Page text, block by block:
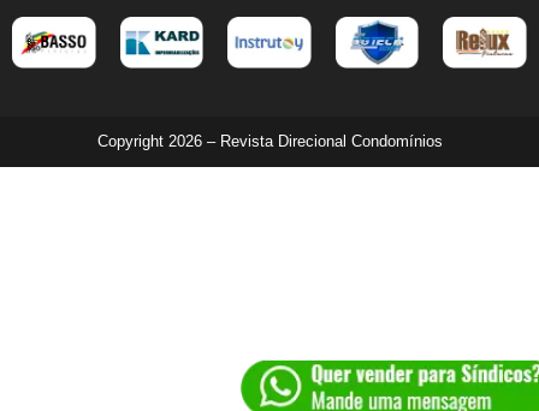
Copyright 2026 – Revista Direcional Condomínios